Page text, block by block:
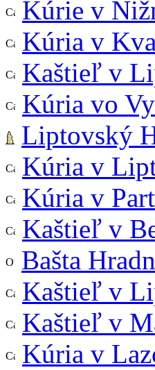
Kúrie v
Kúria v
Kaštieľ v
Kúria vo
Liptovský
Kúria v
Kúria v
Kaštieľ v
Bašta
Kaštieľ v
Kaštieľ v
Kúria v